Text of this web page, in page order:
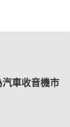
車收音機市